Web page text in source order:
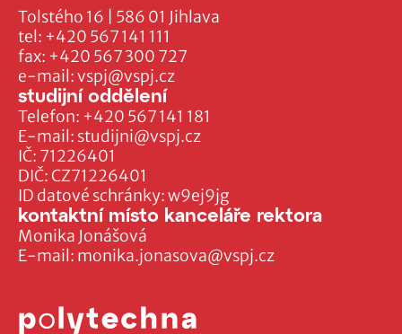
Tolstého 16 | 586 01 Jihlava
tel: +420 567 141 111
fax: +420 567 300 727
e-mail:vspj@vspj.cz
IČ: 71226401
DIČ: CZ71226401
ID datové schránky: w9ej9jg
studijní oddělení
Telefon: +420 567 141 181
E-mail: studijni@vspj.cz
kontaktní místo kanceláře rektora
Monika Jonášová
E-mail: monika.jonasova@vspj.cz